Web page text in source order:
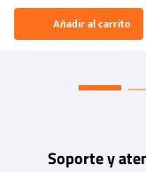
El Rugido del Sol Naciente:
“Primeros para la Et...
Añadir al carrito
Soporte y